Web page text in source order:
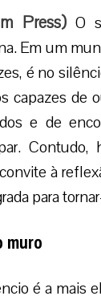
Press) O
Em um
é no
capazes de
e de
Contudo,
à
para
é a mais